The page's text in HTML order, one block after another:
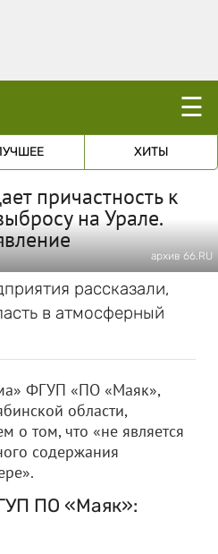
☰
ХИТЫ
причастность к
на Урале.
архив 66.RU
рассказали,
в атмосферный
ФГУП «ПО «Маяк»,
области,
о том, что «не является
содержания
ПО «Маяк»: